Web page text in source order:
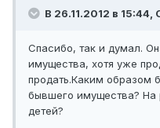
В 26.11.2012 в 15:44,
Спасибо, так и думал.
имущества, хотя уже
продать.Каким образом
бывшего имущества? На
детей?